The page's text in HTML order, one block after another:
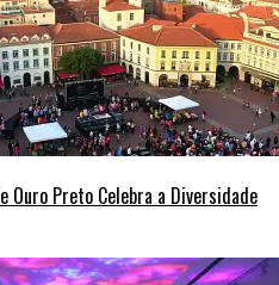
Ouro Preto Celebra a Diversidade